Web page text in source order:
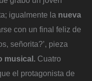
igualmente la nueva
con un final feliz de
señorita?’, pieza
musical. Cuatro
el protagonista de